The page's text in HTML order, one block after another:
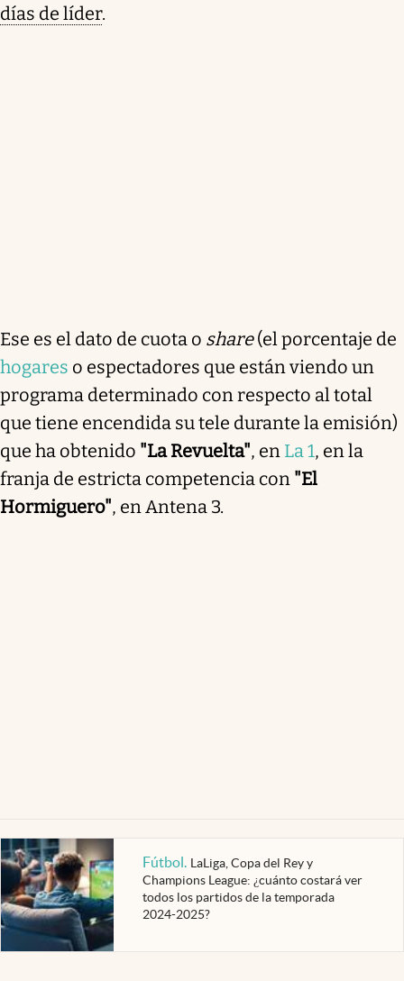
días de líder.
Ese es el dato de cuota o share(el porcentaje de
hogares o espectadores que están viendo un
programa determinado con respecto al total
que tiene encendida su tele durante la emisión)
que ha obtenido "La Revuelta", en La 1, en la
franja de estricta competencia con "El
Hormiguero", en Antena 3.
Fútbol. LaLiga, Copa del Rey y
Champions League: ¿cuánto costará ver
todos los partidos de la temporada
2024-2025?